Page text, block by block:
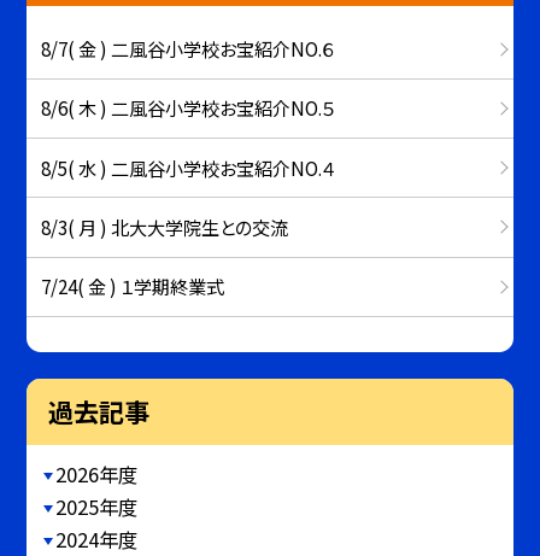
8/7( 金 ) 二風谷小学校お宝紹介NO.６
8/6( 木 ) 二風谷小学校お宝紹介NO.５
8/5( 水 ) 二風谷小学校お宝紹介NO.４
8/3( 月 ) 北大大学院生との交流
7/24( 金 ) １学期終業式
過去記事
2026年度
2025年度
2024年度